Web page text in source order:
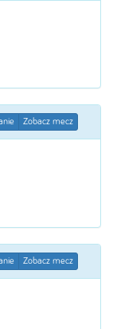
Zobacz mecz
Zobacz mecz